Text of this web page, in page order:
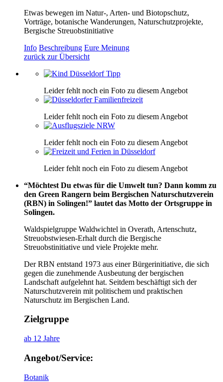
Etwas bewegen im Natur-, Arten- und Biotopschutz,
Vorträge, botanische Wanderungen, Naturschutzprojekte,
Bergische Streuobstinitiative
Info Beschreibung Eure Meinung
zurück zur Übersicht
Leider fehlt noch ein Foto zu diesem Angebot
Leider fehlt noch ein Foto zu diesem Angebot
Leider fehlt noch ein Foto zu diesem Angebot
Leider fehlt noch ein Foto zu diesem Angebot
“Möchtest Du etwas für die Umwelt tun? Dann komm zu
den Green Rangern beim Bergischen Naturschutzverein
(RBN) in Solingen!” lautet das Motto der Ortsgruppe in
Solingen.
Waldspielgruppe Waldwichtel in Overath, Artenschutz,
Streuobstwiesen-Erhalt durch die Bergische
Streuobstinitiative und viele Projekte mehr.
Der RBN entstand 1973 aus einer Bürgerinitiative, die sich
gegen die zunehmende Ausbeutung der bergischen
Landschaft aufgelehnt hat. Seitdem beschäftigt sich der
Naturschutzverein mit politischem und praktischen
Naturschutz im Bergischen Land.
Zielgruppe
ab 12 Jahre
Angebot/Service:
Botanik